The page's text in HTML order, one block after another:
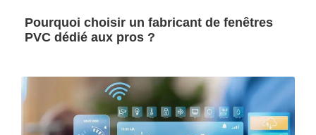
Pourquoi choisir un fabricant de fenêtres
PVC dédié aux pros ?